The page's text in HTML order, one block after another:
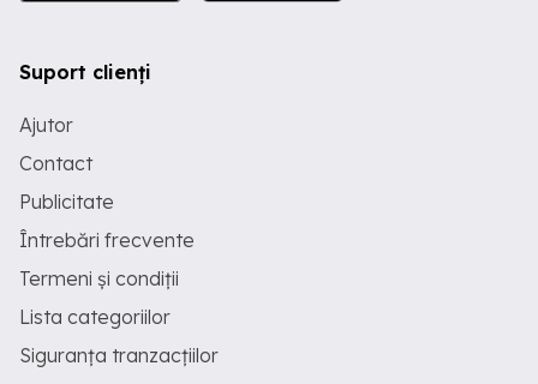
Suport clienți
Ajutor
Contact
Publicitate
Întrebări frecvente
Termeni și condiții
Lista categoriilor
Siguranța tranzacțiilor